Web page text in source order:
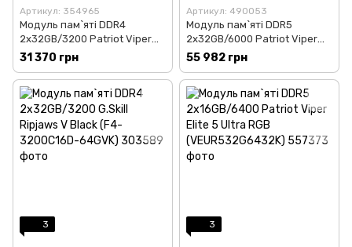
Артикул: 354965
Модуль пам`яті DDR4
2x32GB/3200 Patriot Viper
Steel RGB Black
(PVSR464G320C8K)
31 370 грн
Артикул: 490053
Модуль пам`яті DDR5
2x32GB/6000 Patriot Viper
Venom (PVV564G600C36K)
55 982 грн
3 3